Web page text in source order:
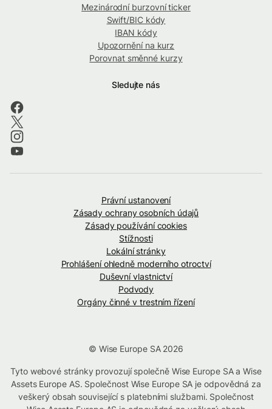
Mezinárodní burzovní ticker
Swift/BIC kódy
IBAN kódy
Upozornění na kurz
Porovnat směnné kurzy
Sledujte nás
Právní ustanovení
Zásady ochrany osobních údajů
Zásady používání cookies
Stížnosti
Lokální stránky
Prohlášení ohledně moderního otroctví
Duševní vlastnictví
Podvody
Orgány činné v trestním řízení
© Wise Europe SA 2026
Tyto webové stránky provozují společně Wise Europe SA a Wise
Assets Europe AS. Společnost Wise Europe SA je odpovědná za
veškerý obsah související s platebními službami. Společnost